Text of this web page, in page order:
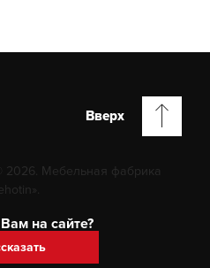
Вверх
Мебельная фабрика
на сайте?